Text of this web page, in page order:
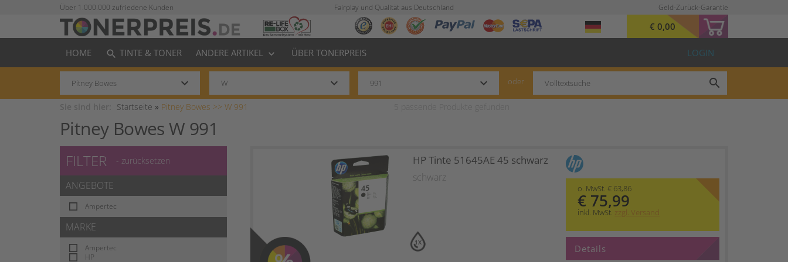
Über 1.000.000 zufriedene Kunden Fairplay und Qualität aus Deutschland Geld-Zurück-Garantie
€ 0,00
HOME search TINTE & TONER ANDERE ARTIKEL keyboard_arrow_down ÜBER TONERPREIS LOGIN
keyboard_arrow_down keyboard_arrow_down keyboard_arrow_down oder search
Startseite » Pitney Bowes >> W 991
Pitney Bowes W 991
FILTER - zurücksetzen
ANGEBOTE
Ampertec
MARKE
Ampertec
HP
1X
HP Tinte 51645AE 45 schwarz
schwarz
o. MwSt. € 63,86
€ 75,99
inkl. MwSt. zzgl. Versand
Details